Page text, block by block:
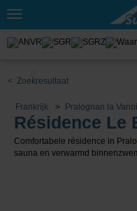
Toggle
< Zoekresultaat
Frankrijk Pralognan la
Résidence Le
Comfortabele résidence in
sauna en verwarmd